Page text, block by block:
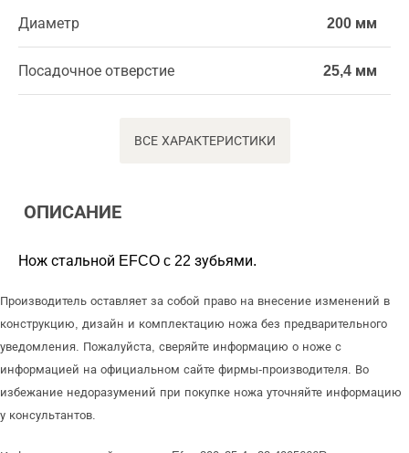
Диаметр 200 мм
Посадочное отверстие 25,4 мм
ВСЕ ХАРАКТЕРИСТИКИ
ОПИСАНИЕ
Нож стальной EFCO c 22 зубьями.
Производитель оставляет за собой право на внесение изменений в
конструкцию, дизайн и комплектацию ножа без предварительного
уведомления. Пожалуйста, сверяйте информацию о ноже с
информацией на официальном сайте фирмы-производителя. Во
избежание недоразумений при покупке ножа уточняйте информацию
у консультантов.